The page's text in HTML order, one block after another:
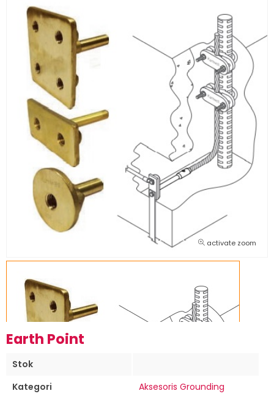
activate zoom
Earth Point
Stok
Kategori
Aksesoris Grounding